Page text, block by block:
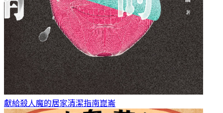
獻給殺人魔的居家清潔指南崑崙